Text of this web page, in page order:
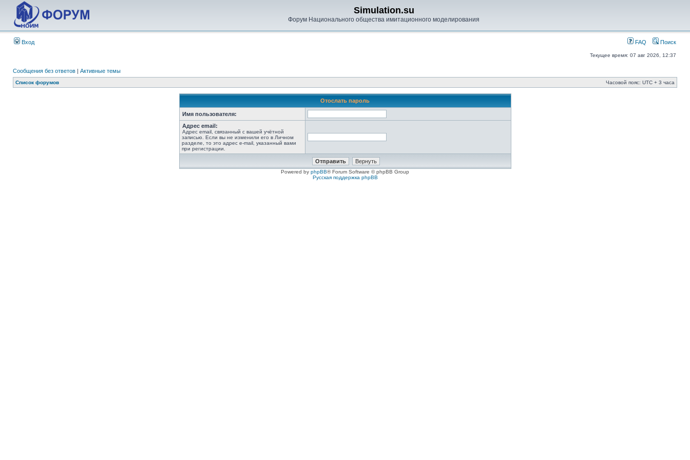
Simulation.su
Форум Национального общества имитационного моделирования
Вход FAQ Поиск
Текущее время: 07 авг 2026, 12:37
Сообщения без ответов | Активные темы
Список форумов Часовой пояс: UTC + 3 часа
Отослать пароль
Имя пользователя:
Адрес email:
Адрес email, связанный с вашей учётной
записью. Если вы не изменили его в Личном
разделе, то это адрес e-mail, указанный вами
при регистрации.
Powered by phpBB® Forum Software © phpBB Group
Русская поддержка phpBB